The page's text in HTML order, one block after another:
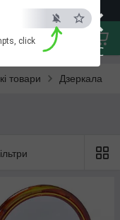
×
ESC
click
товари Дзеркала